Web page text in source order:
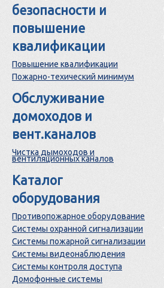
безопасности и
повышение
квалификации
Повышение квалификации
Пожарно-техический минимум
Обслуживание
домоходов и
вент.каналов
Чистка дымоходов и
вентиляционных каналов
Каталог
оборудования
Противопожарное оборудование
Системы охранной сигнализации
Системы пожарной сигнализации
Системы видеонаблюдения
Системы контроля доступа
Домофонные системы